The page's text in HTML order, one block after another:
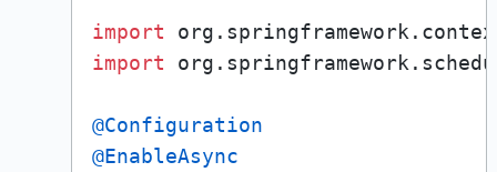
import
import
@Configuration
@EnableAsync